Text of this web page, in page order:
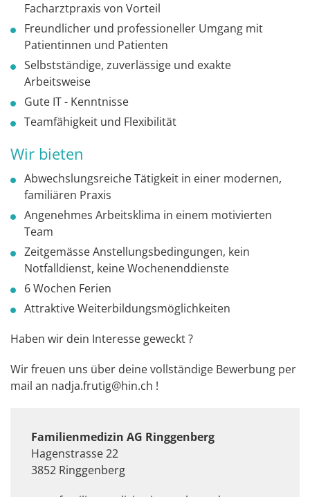
Facharztpraxis von Vorteil
Freundlicher und professioneller Umgang mit
Patientinnen und Patienten
Selbstständige, zuverlässige und exakte
Arbeitsweise
Gute IT - Kenntnisse
Teamfähigkeit und Flexibilität
Wir bieten
Abwechslungsreiche Tätigkeit in einer modernen,
familiären Praxis
Angenehmes Arbeitsklima in einem motivierten
Team
Zeitgemässe Anstellungsbedingungen, kein
Notfalldienst, keine Wochenenddienste
6 Wochen Ferien
Attraktive Weiterbildungsmöglichkeiten
Haben wir dein Interesse geweckt ?
Wir freuen uns über deine vollständige Bewerbung per
mail an nadja.frutig@hin.ch !
Familienmedizin AG Ringgenberg
Hagenstrasse 22
3852 Ringgenberg